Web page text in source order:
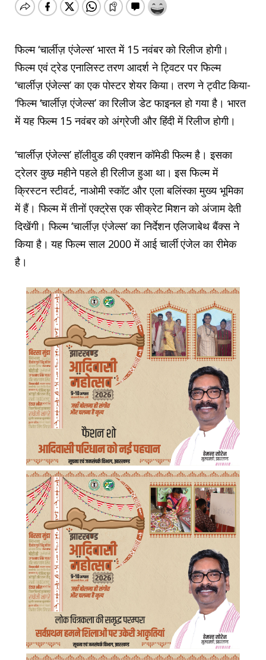
फिल्म ‘चार्लीज़ एंजेल्स’ भारत में 15 नवंबर को रिलीज होगी।
फिल्म एवं ट्रेड एनालिस्ट तरण आदर्श ने ट्विटर पर फिल्म
‘चार्लीज़ एंजेल्स’ का एक पोस्टर शेयर किया। तरण ने ट्वीट किया-
‘फिल्म ‘चार्लीज़ एंजेल्स’ का रिलीज डेट फाइनल हो गया है। भारत
में यह फिल्म 15 नवंबर को अंग्रेजी और हिंदी में रिलीज होगी।
‘चार्लीज़ एंजेल्स’ हॉलीवुड की एक्शन कॉमेडी फिल्म है। इसका
ट्रेलर कुछ महीने पहले ही रिलीज हुआ था। इस फिल्म में
क्रिस्टन स्टीवर्ट, नाओमी स्कॉट और एला बलिंस्का मुख्य भूमिका
में हैं। फिल्म में तीनों एक्ट्रेस एक सीक्रेट मिशन को अंजाम देती
दिखेंगी। फिल्म ‘चार्लीज़ एंजेल्स’ का निर्देशन एलिजाबेथ बैंक्स ने
किया है। यह फिल्म साल 2000 में आई चार्ली एंजेल का रीमेक
है।